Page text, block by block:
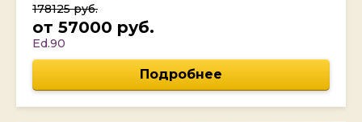
178125 руб.
от 57000 руб.
Ed.90
Подробнее